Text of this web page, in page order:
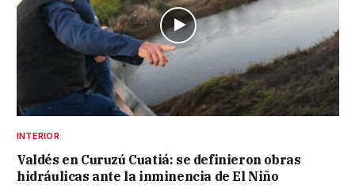
INTERIOR
Valdés en Curuzú Cuatiá: se definieron obras
hidráulicas ante la inminencia de El Niño